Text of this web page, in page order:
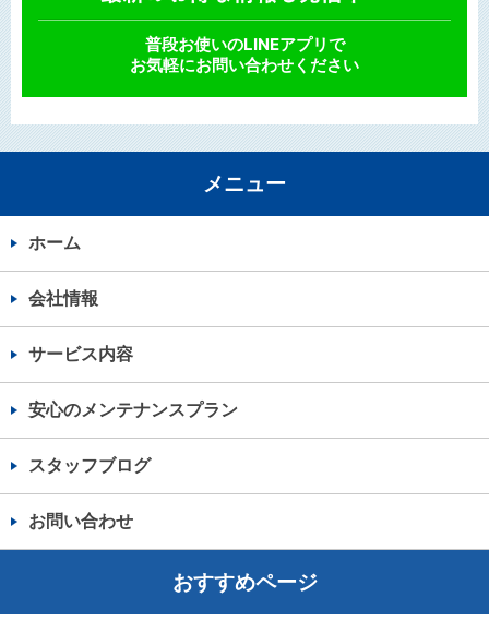
普段お使いのLINEアプリで
お気軽にお問い合わせください
メニュー
ホーム
会社情報
サービス内容
安心のメンテナンスプラン
スタッフブログ
お問い合わせ
おすすめページ